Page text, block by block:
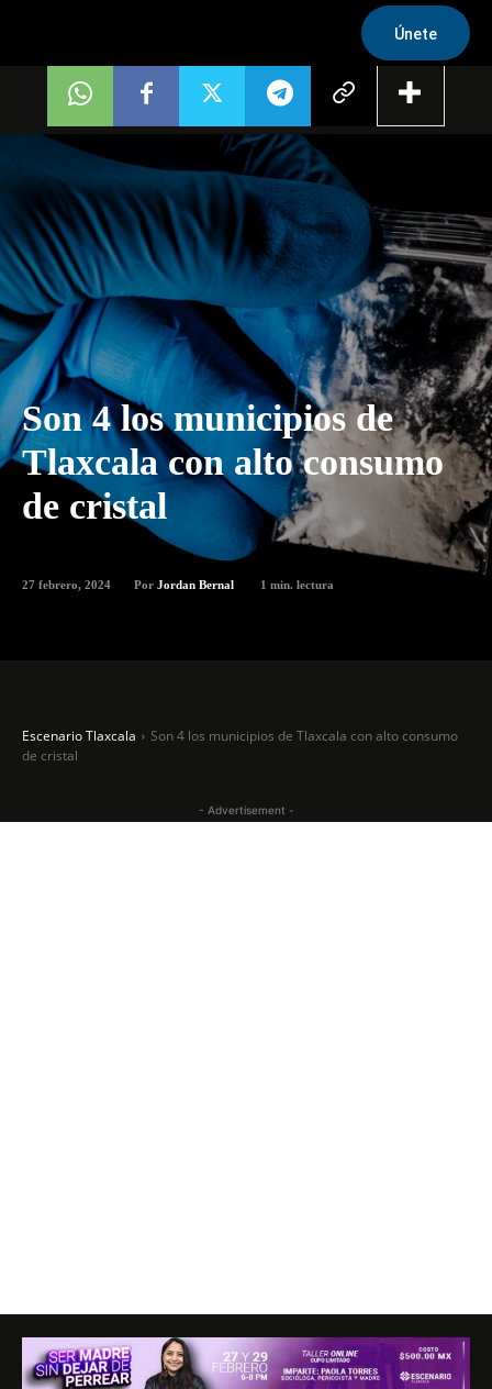
Únete
Son 4 los municipios de
Tlaxcala con alto consumo
de cristal
27 febrero, 2024 Por Jordan Bernal 1 min. lectura
Escenario Tlaxcala
Son 4 los municipios de Tlaxcala con alto consumo
de cristal
- Advertisement -